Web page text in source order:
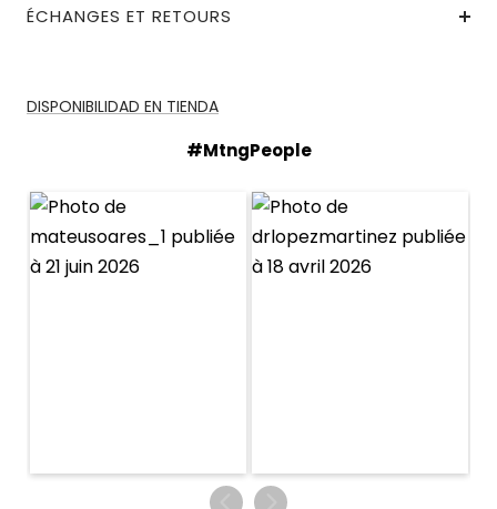
ÉCHANGES ET RETOURS
DISPONIBILIDAD EN TIENDA
#MtngPeople